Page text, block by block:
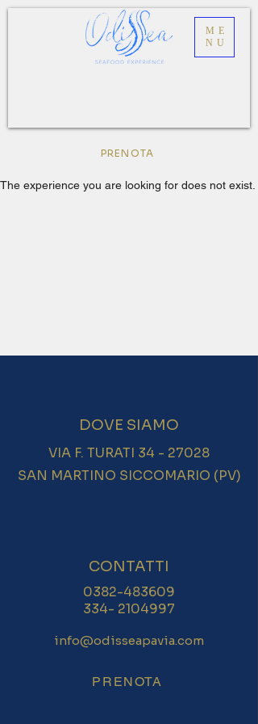
ME
NU
PRENOTA
The experience you are looking for does not exist.
DOVE SIAMO
VIA F. TURATI 34 - 27028
SAN MARTINO SICCOMARIO (PV)
CONTATTI
0382-483609
334- 2104997
info@odisseapavia.com
PRENOTA